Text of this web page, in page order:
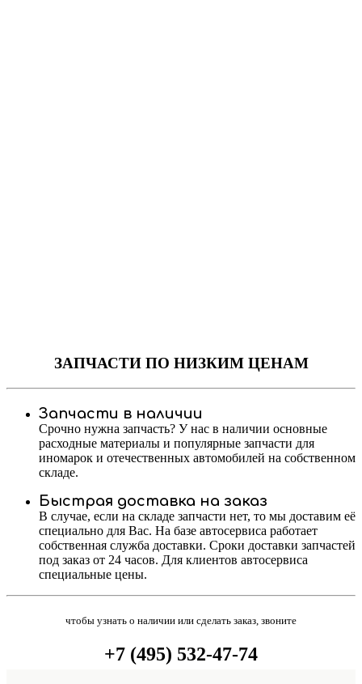
ЗАПЧАСТИПО НИЗКИМ ЦЕНАМ
Запчасти в наличии
Срочно нужна запчасть? У нас в наличии основные
расходные материалы и популярные запчасти для
иномарок и отечественных автомобилей на собственном
складе.
Быстрая доставка на заказ
В случае, если на складе запчасти нет, то мы доставим её
специально для Вас. На базе автосервиса работает
собственная служба доставки. Сроки доставки запчастей
под заказ от 24 часов. Для клиентов автосервиса
специальные цены.
чтобы узнать о наличии или сделать заказ, звоните
+7 (495) 532-47-74